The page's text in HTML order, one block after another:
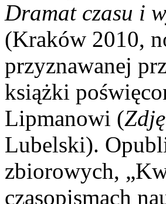
Dramat czasu i
(Kraków 2010,
przyznawanej
książki
Lipmanowi (
Lubelski).
zbiorowych,
czasopismach